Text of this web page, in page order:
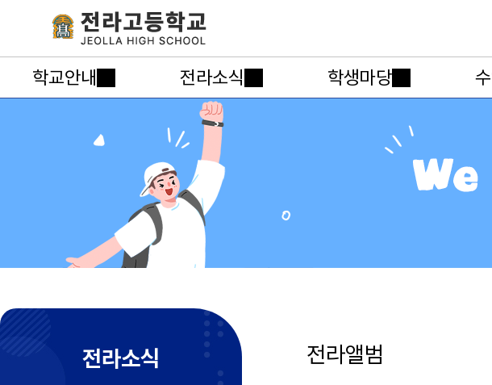
학교안내 전라소식 학생마당
전라소식 전라앨범